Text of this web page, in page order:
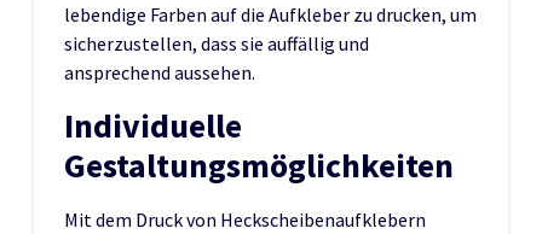
lebendige Farben auf die Aufkleber zu drucken, um
sicherzustellen, dass sie auffällig und
ansprechend aussehen.
Individuelle
Gestaltungsmöglichkeiten
Mit dem Druck von Heckscheibenaufklebern